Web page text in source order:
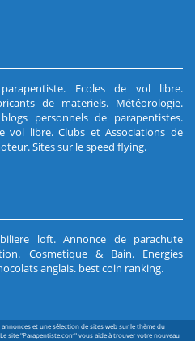
. Ecoles de vol libre.
de materiels. Météorologie.
personnels de parapentistes.
vol libre.Clubs et Associations de
.Sites sur le speed flying.
loft.Annonce de parachute
. Cosmetique & Bain. Energies
anglais. best coin ranking.
et une sélection de sites web sur le thème du
site "Parapentiste.com" vous aide à trouver votre nouveau